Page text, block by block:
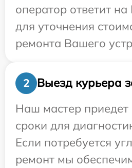
оператор ответит
для уточнения
ремонта Вашего
2
Выезд курьера
Наш мастер приедет
сроки для
Если потребуется
ремонт мы